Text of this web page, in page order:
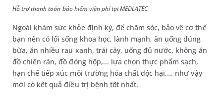
Hỗ trợ thanh toán bảo hiểm viện phí tại MEDLATEC
Ngoài khám sức khỏe định kỳ, để chăm sóc, bảo vệ cơ thể
bạn nên có lối sống khoa học, lành mạnh, ăn uống đúng
bữa, ăn nhiều rau xanh, trái cây, uống đủ nước, không ăn
đồ chiên rán, đồ đóng hộp,... lựa chọn thực phẩm sạch,
hạn chế tiếp xúc môi trường hóa chất độc hại,... như vậy
mới có kết quả điều trị bệnh tốt nhất.